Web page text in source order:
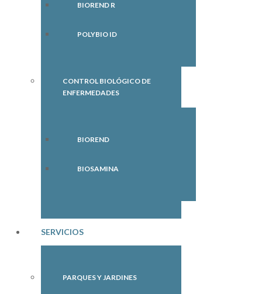
BIOREND R
POLYBIO ID
CONTROL BIOLÓGICO DE
ENFERMEDADES
BIOREND
BIOSAMINA
SERVICIOS
PARQUES Y JARDINES